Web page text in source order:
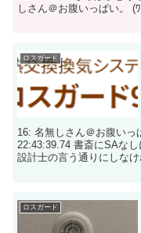
しさん＠お腹いっぱい。 (ﾜ
ロスガード
16: 名無しさん＠お腹いっぱい。
22:43:39.74 書斎にSAなしにしたのめっちゃ後悔してる これだけは
ロスガード